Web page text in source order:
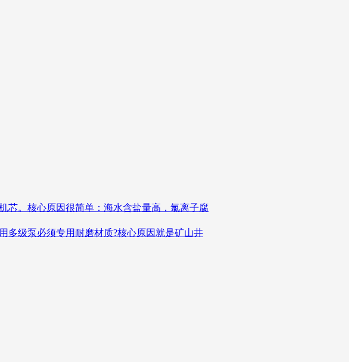
。核心原因很简单：海水含盐量高，氯离子腐
级泵必须专用耐磨材质?核心原因就是矿山井